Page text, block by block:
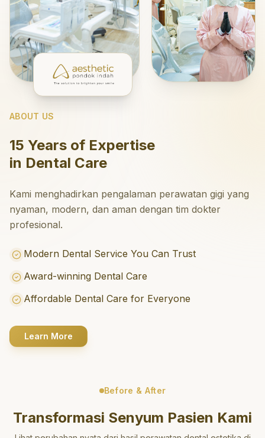
ABOUT US
15 Years of Expertise
in Dental Care
Kami menghadirkan pengalaman perawatan gigi yang
nyaman, modern, dan aman dengan tim dokter
profesional.
Modern Dental Service You Can Trust
Award-winning Dental Care
Affordable Dental Care for Everyone
Learn More
Before & After
Transformasi Senyum Pasien Kami